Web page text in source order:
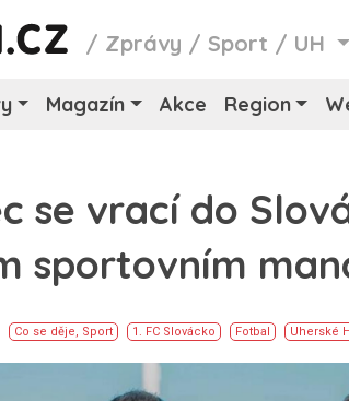
/ Zprávy /Sport / UH
Magazín Akce Region
se vrací do
sportovním
Co se děje, Sport 1. FC Slovácko Fotbal Uherské